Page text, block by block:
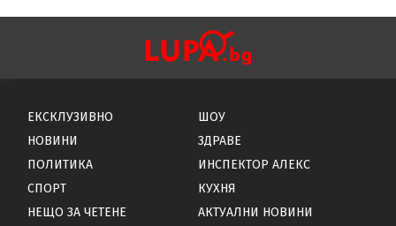
ЕКСКЛУЗИВНО
НОВИНИ
ПОЛИТИКА
СПОРТ
НЕЩО ЗА ЧЕТЕНЕ
ШОУ
ЗДРАВЕ
ИНСПЕКТОР АЛЕКС
КУХНЯ
АКТУАЛНИ НОВИНИ